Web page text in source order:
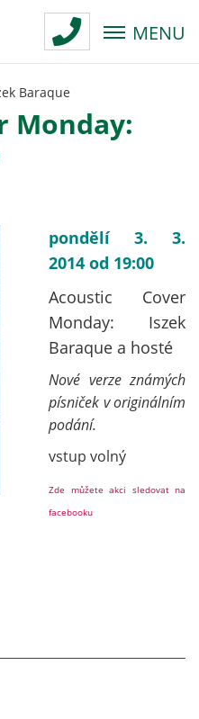
MENU
Baraque
Monday:
pondělí 3. 3.
2014 od 19:00
Acoustic Cover
Monday: Iszek
Baraque a hosté
Nové verze známých
písniček v originálním
podání.
vstup volný
Zde můžete akci sledovat na
facebooku